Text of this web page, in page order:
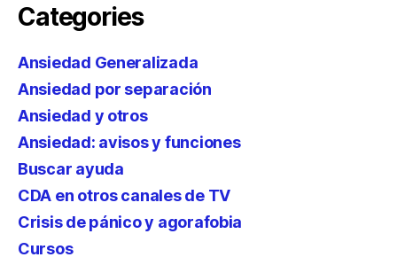
Categories
Ansiedad Generalizada
Ansiedad por separación
Ansiedad y otros
Ansiedad: avisos y funciones
Buscar ayuda
CDA en otros canales de TV
Crisis de pánico y agorafobia
Cursos